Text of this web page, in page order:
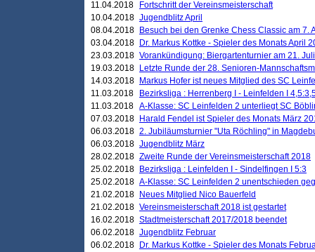
11.04.2018
Fortschritt der Vereinsmeisterschaft
10.04.2018 Jugendblitz April
08.04.2018
Besuch bei den Grenke Chess Classic am 7.
03.04.2018
Dr. Markus Kottke - Spieler des Monats April
23.03.2018 Vorankündigung: Biergartenturnier am 21.
19.03.2018
Letzte Runde der 28. Senioren-
14.03.2018
Markus Hofer ist neues Mitglied des SC
11.03.2018
Bezirksliga : Herrenberg I - Leinfelden I
11.03.2018 A-Klasse: SC Leinfelden 2 unterliegt SC
07.03.2018
Harald Fendel ist Spieler des Monats März
06.03.2018 2. Jubiläumsturnier "Uta Röchling" in
06.03.2018 Jugendblitz März
28.02.2018 Zweite Runde der Vereinsmeisterschaft 2018
25.02.2018
Bezirksliga : Leinfelden I - Sindelfingen I 5:3
25.02.2018 A-Klasse: SC Leinfelden 2 unentschieden
21.02.2018
Neues Mitglied Nico Bauerfeld
21.02.2018 Vereinsmeisterschaft 2018 ist gestartet
16.02.2018 Stadtmeisterschaft 2017/2018 beendet
06.02.2018 Jugendblitz Februar
06.02.2018
Dr. Markus Kottke - Spieler des Monats